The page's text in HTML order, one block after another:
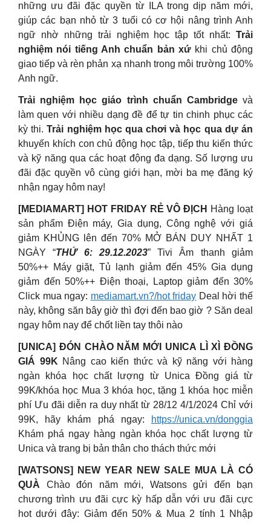
những ưu đãi đặc quyền từ ILA trong dịp năm mới,
giúp các bạn nhỏ từ 3 tuổi có cơ hội nâng trình Anh
ngữ nhờ những trải nghiệm học tập tốt nhất: Trải
nghiệm nói tiếng Anh chuẩn bản xứ khi chủ động
giao tiếp và rèn phản xạ nhanh trong môi trường 100%
Anh ngữ.
Trải nghiệm học giáo trình chuẩn Cambridgevà
làm quen với nhiều dạng đề để tự tin chinh phục các
kỳ thi.Trải nghiệm học qua chơi và học qua dự án
khuyến khích con chủ động học tập, tiếp thu kiến thức
và kỹ năng qua các hoạt động đa dạng. Số lượng ưu
đãi đặc quyền vô cùng giới hạn, mời ba mẹ đăng ký
nhận ngay hôm nay!
[MEDIAMART] HOT FRIDAY RẺ VÔ ĐỊCH Hàng loạt
sản phẩm Điện máy, Gia dụng, Công nghệ với giá
giảm KHỦNG lên đến 70% MỞ BÁN DUY NHẤT 1
NGÀY “THỨ 6: 29.12.2023”Tivi Âm thanh giảm
50%++ Máy giặt, Tủ lạnh giảm đến 45% Gia dụng
giảm đến 50%++ Điện thoại, Laptop giảm đến 30%
Click mua ngay: mediamart.vn?/hot friday Deal hời thế
này, không săn bây giờ thì đợi đến bao giờ ? Săn deal
ngay hôm nay để chốt liền tay thôi nào
[UNICA] ĐÓN CHÀO NĂM MỚI UNICA LÌ XÌ ĐỒNG
GIÁ 99K Nâng cao kiến thức và kỹ năng với hàng
ngàn khóa học chất lượng từ UnicaĐồng giá từ
99K/khóa học Mua 3 khóa học, tặng 1 khóa học miễn
phí Ưu đãi diễn ra duy nhất từ 28/12 4/1/2024 Chỉ với
99K, hãy khám phá ngay:
https://unica.vn/donggia
Khám phá ngay hàng ngàn khóa học chất lượng từ
Unica và trang bị bản thân cho thách thức mới
[WATSONS] NEW YEAR NEW SALE MUA LÀ CÓ
QUÀ Chào đón năm mới, Watsons gửi đến bạn
chương trình ưu đãi cực kỳ hấp dẫn với ưu đãi cực
hot dưới đây: Giảm đến 50% & Mua 2 tính 1 Nhập